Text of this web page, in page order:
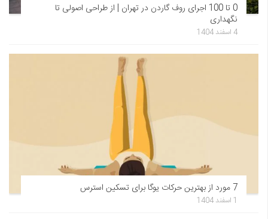
0 تا 100 اجرای روف گاردن در تهران | از طراحی اصولی تا
نگهداری
4 اسفند 1404
7 مورد از بهترین حرکات یوگا برای تسکین استرس
1 اسفند 1404